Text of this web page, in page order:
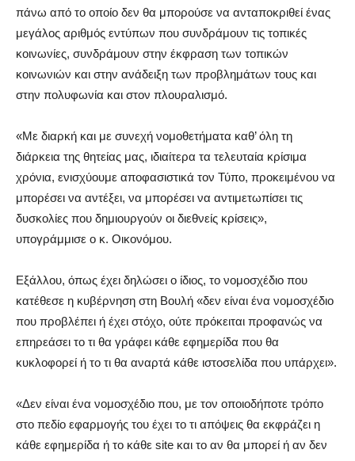
πάνω από το οποίο δεν θα μπορούσε να ανταποκριθεί ένας
μεγάλος αριθμός εντύπων που συνδράμουν τις τοπικές
κοινωνίες, συνδράμουν στην έκφραση των τοπικών
κοινωνιών και στην ανάδειξη των προβλημάτων τους και
στην πολυφωνία και στον πλουραλισμό.
«Με διαρκή και με συνεχή νομοθετήματα καθ’ όλη τη
διάρκεια της θητείας μας, ιδιαίτερα τα τελευταία κρίσιμα
χρόνια, ενισχύουμε αποφασιστικά τον Τύπο, προκειμένου να
μπορέσει να αντέξει, να μπορέσει να αντιμετωπίσει τις
δυσκολίες που δημιουργούν οι διεθνείς κρίσεις»,
υπογράμμισε ο κ. Οικονόμου.
Εξάλλου, όπως έχει δηλώσει ο ίδιος, το νομοσχέδιο που
κατέθεσε η κυβέρνηση στη Βουλή «δεν είναι ένα νομοσχέδιο
που προβλέπει ή έχει στόχο, ούτε πρόκειται προφανώς να
επηρεάσει το τι θα γράφει κάθε εφημερίδα που θα
κυκλοφορεί ή το τι θα αναρτά κάθε ιστοσελίδα που υπάρχει».
«Δεν είναι ένα νομοσχέδιο που, με τον οποιοδήποτε τρόπο
στο πεδίο εφαρμογής του έχει το τι απόψεις θα εκφράζει η
κάθε εφημερίδα ή το κάθε site και το αν θα μπορεί ή αν δεν